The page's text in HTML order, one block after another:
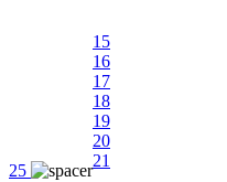
25
15
16
17
18
19
20
21